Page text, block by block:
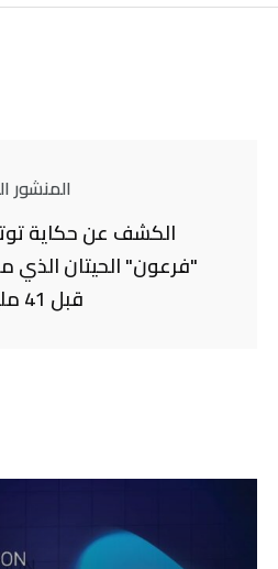
المنشور
الكشف عن حكاية
"فرعون" الحيتان الذي
قبل 41 مليون سنة